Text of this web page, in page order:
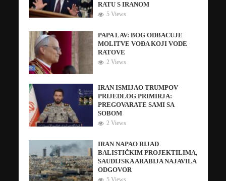
RATU S IRANOM
5 Views
PAPA LAV: BOG ODBACUJE
MOLITVE VOĐA KOJI VODE
RATOVE
2 Views
IRAN ISMIJAO TRUMPOV
PRIJEDLOG PRIMIRJA:
PREGOVARATE SAMI SA
SOBOM
2 Views
IRAN NAPAO RIJAD
BALISTIČKIM PROJEKTILIMA,
SAUDIJSKA ARABIJA NAJAVILA
ODGOVOR